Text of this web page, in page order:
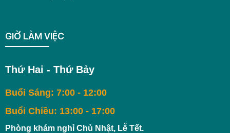
GIỜ LÀM VIỆC
Thứ Hai - Thứ Bảy
Buổi Sáng: 7:00 - 12:00
Buổi Chiều: 13:00 - 17:00
Phòng khám nghỉ Chủ Nhật, Lễ Tết.